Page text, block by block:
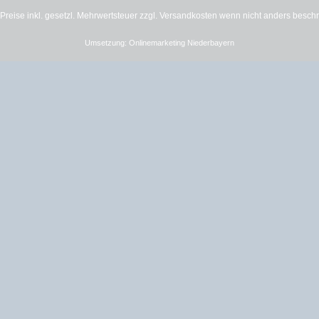
inkl. gesetzl. Mehrwertsteuer zzgl. Versandkosten wenn nicht anders
Umsetzung: Onlinemarketing Niederbayern